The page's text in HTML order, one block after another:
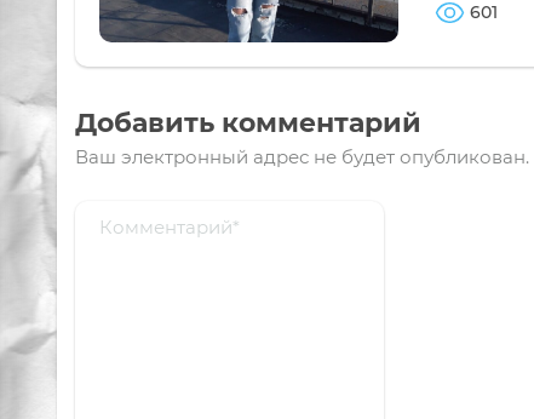
601
Добавить комментарий
Ваш электронный адрес не будет опубликован.